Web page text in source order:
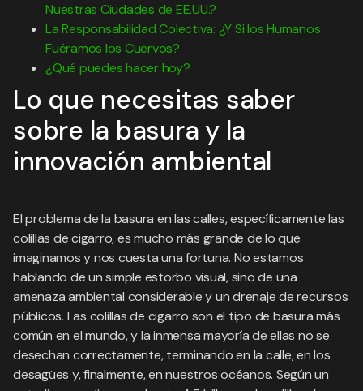
Nuestras Ciudades de EE.UU.?
La Responsabilidad Colectiva: ¿Y Si los Humanos
Fuéramos los Cuervos?
¿Qué puedes hacer hoy?
Lo que necesitas saber
sobre la basura y la
innovación ambiental
El problema de la basura en las calles, específicamente las
colillas de cigarro, es mucho más grande de lo que
imaginamos y nos cuesta una fortuna. No estamos
hablando de un simple estorbo visual, sino de una
amenaza ambiental considerable y un drenaje de recursos
públicos. Las colillas de cigarro son el tipo de basura más
común en el mundo, y la inmensa mayoría de ellas no se
desechan correctamente, terminando en la calle, en los
desagües y, finalmente, en nuestros océanos. Según un